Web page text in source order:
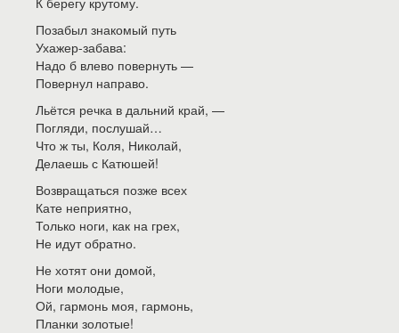
Позабыл знакомый путь
Ухажер-забава:
Надо б влево повернуть —
Повернул направо.
Льётся речка в дальний край, —
Погляди, послушай…
Что ж ты, Коля, Николай,
Делаешь с Катюшей!
Возвращаться позже всех
Кате неприятно,
Только ноги, как на грех,
Не идут обратно.
Не хотят они домой,
Ноги молодые,
Ой, гармонь моя, гармонь,
Планки золотые!